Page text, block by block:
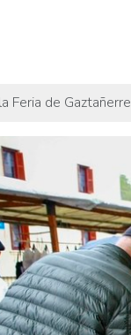
Feria de Gaztañerre